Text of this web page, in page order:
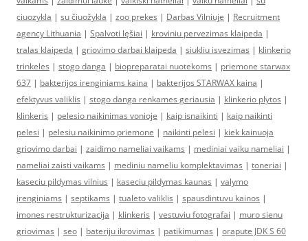
ciuozykla | su čiuožykla | zoo prekes | Darbas Vilniuje | Recruitment
agency Lithuania | Spalvoti lęšiai | kroviniu pervezimas klaipeda |
tralas klaipeda | griovimo darbai klaipeda | siukliu isvezimas | klinkerio
trinkeles | stogo danga | biopreparatai nuotekoms | priemone starwax
637 | bakterijos irenginiams kaina | bakterijos STARWAX kaina |
efektyvus valiklis | stogo danga renkames geriausia | klinkerio plytos |
klinkeris | pelesio naikinimas vonioje | kaip isnaikinti | kaip naikinti
pelesi | pelesiu naikinimo priemone | naikinti pelesi | kiek kainuoja
griovimo darbai | zaidimo nameliai vaikams | mediniai vaiku nameliai |
nameliai zaisti vaikams | mediniu nameliu komplektavimas | toneriai |
kaseciu pildymas vilnius | kaseciu pildymas kaunas | valymo
įrenginiams | septikams | tualeto valiklis | spausdintuvu kainos |
imones restrukturizacija | klinkeris | vestuviu fotografai | muro sienu
griovimas | seo | bateriju ikrovimas | patikimumas | orapute JDK S 60